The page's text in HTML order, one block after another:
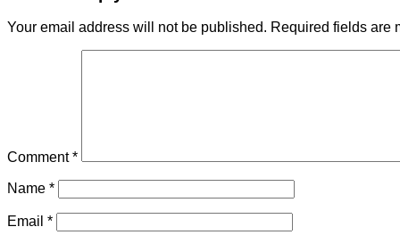
Your email address will not be published. Required fields are
Comment*
Name *
Email *